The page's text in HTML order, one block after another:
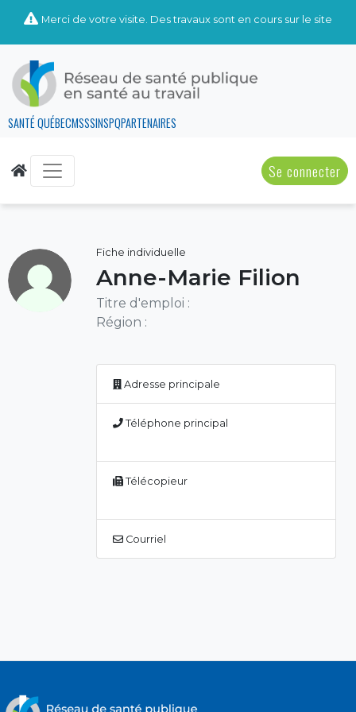
Merci de votre visite. Des travaux sont en cours sur le site
SANTÉ QUÉBECMSSSINSPQPARTENAIRES
Se connecter
Fiche individuelle
Anne-Marie Filion
Titre d'emploi :
Région :
Adresse principale
Téléphone principal
Télécopieur
Courriel